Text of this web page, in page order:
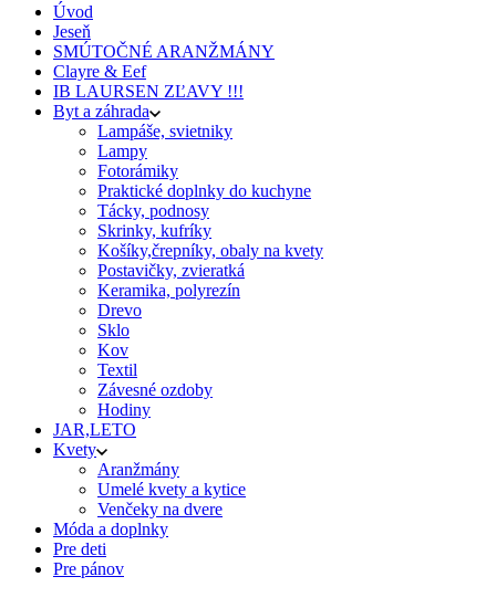
Úvod
Jeseň
SMÚTOČNÉ ARANŽMÁNY
Clayre & Eef
IB LAURSEN ZĽAVY !!!
Byt a záhrada
Lampáše, svietniky
Lampy
Fotorámiky
Praktické doplnky do kuchyne
Tácky, podnosy
Skrinky, kufríky
Košíky,črepníky, obaly na kvety
Postavičky, zvieratká
Keramika, polyrezín
Drevo
Sklo
Kov
Textil
Závesné ozdoby
Hodiny
JAR,LETO
Kvety
Aranžmány
Umelé kvety a kytice
Venčeky na dvere
Móda a doplnky
Pre deti
Pre pánov